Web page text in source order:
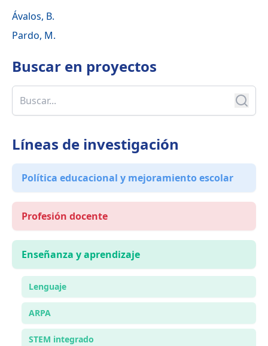
Ávalos, B.
Pardo, M.
Buscar en proyectos
Líneas de investigación
Política educacional y mejoramiento escolar
Profesión docente
Enseñanza y aprendizaje
Lenguaje
ARPA
STEM integrado